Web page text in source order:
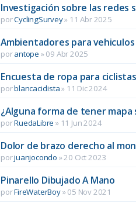
Investigación sobre las redes
porCyclingSurvey» 11 Abr 2025
Ambientadores para vehiculos
porantope »09 Abr 2025
Encuesta de ropa para ciclistas
porblancaciclista» 11 Dic 2024
¿Alguna forma de tener
porRuedaLibre » 11 Jun 2024
Dolor de brazo derecho al
porjuanjocondo »20 Oct 2023
Pinarello Dibujado A Mano
porFireWaterBoy»05 Nov 2021